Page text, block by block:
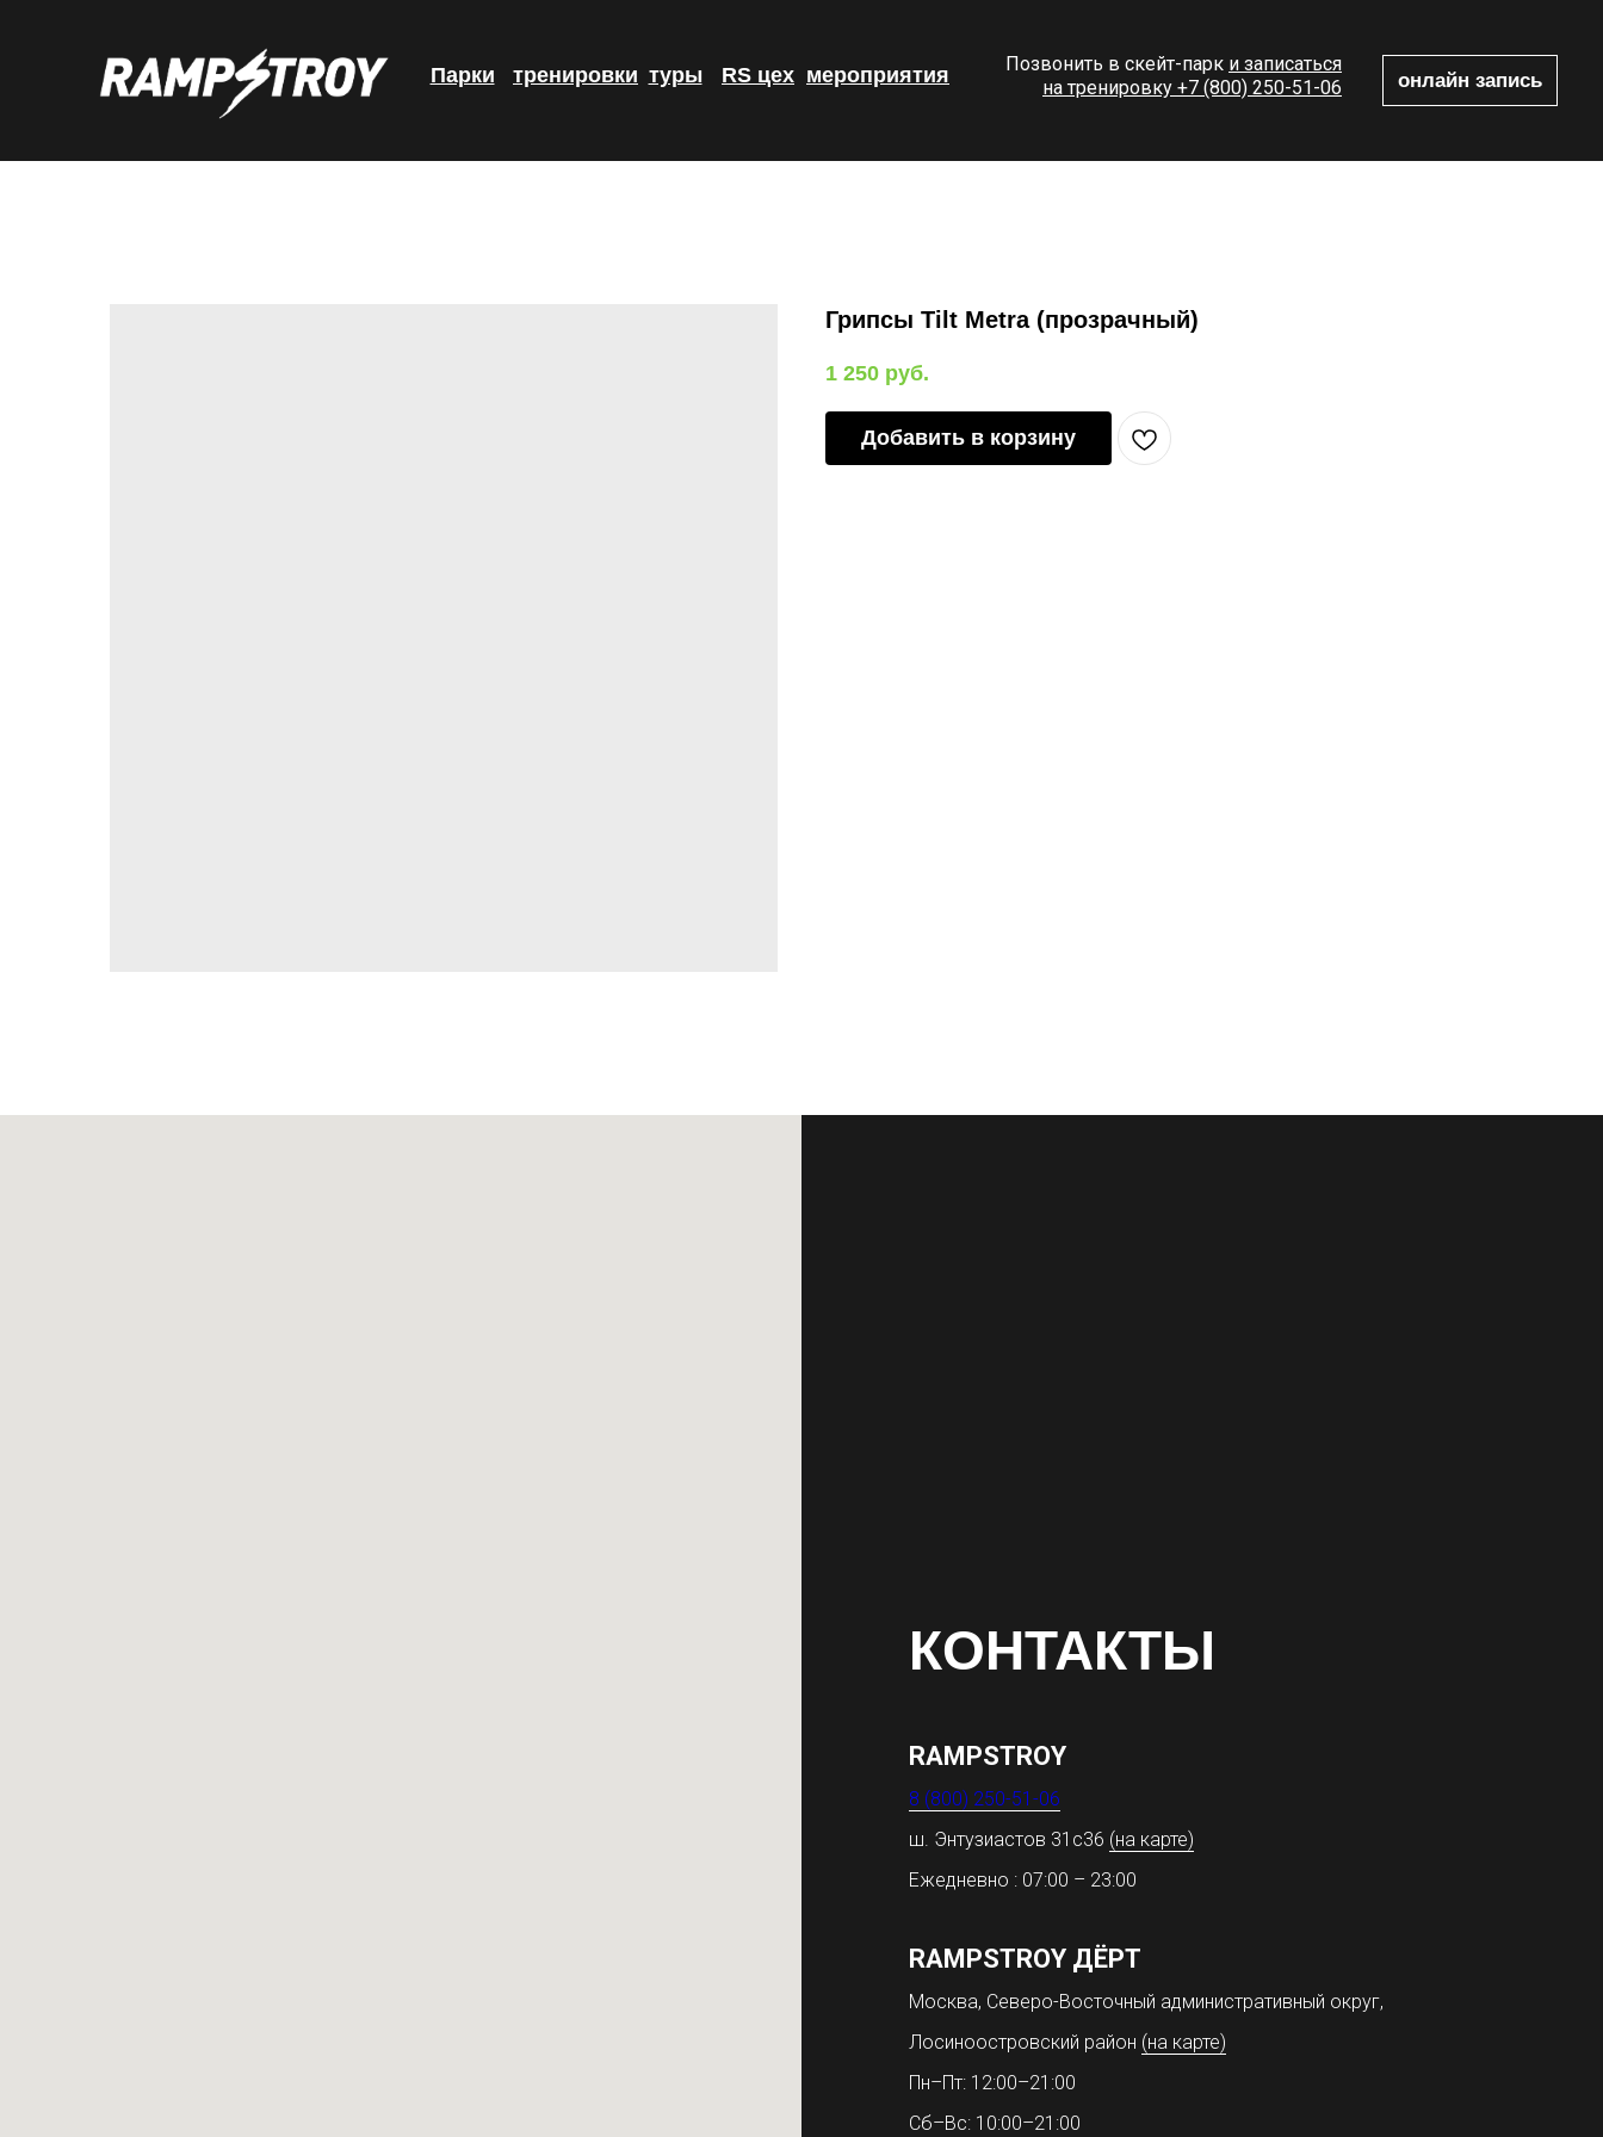
Парки туры
тренировки RS цех онлайн запись
Позвонить в скейт-парк и записаться
на тренировку +7 (800) 250-51-06
мероприятия
Грипсы Tilt Metra (прозрачный)
1 250 руб.
Добавить в корзину
КОНТАКТЫ
RAMPSTROY
8 (800) 250-51-06
ш. Энтузиастов 31с36 (на карте)
Ежедневно : 07:00 – 23:00
RAMPSTROY ДЁРТ
Москва, Северо-Восточный административный округ,
Лосиноостровский район (на карте)
Пн–Пт: 12:00–21:00
Сб–Вс: 10:00–21:00